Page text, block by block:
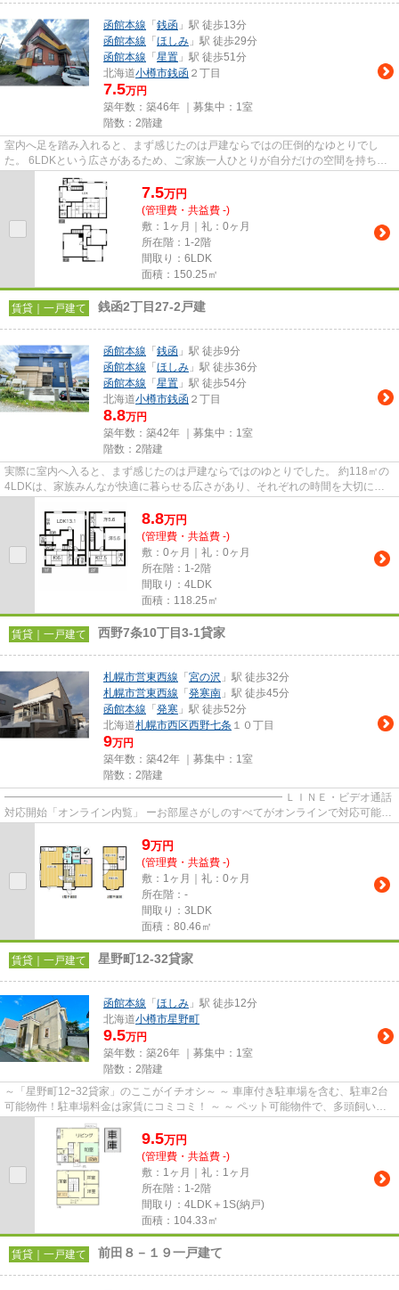
函館本線 「 銭函 」駅 徒歩13分
函館本線 「 ほしみ 」駅 徒歩29分
函館本線 「 星置 」駅 徒歩51分
北海道小樽市銭函 ２丁目
7.5万円
築年数：築46年 ｜募集中： 1室
階数：2階建
室内へ足を踏み入れると、まず感じたのは戸建ならではの圧倒的なゆとりでし
た。 6LDKという広さがあるため、ご家族一人ひとりが自分だけの空間を持ちな
がら、リビングでは自然と顔を合...
7.5万円
(管理費・共益費 -)
敷：1ヶ月｜礼：0ヶ月
所在階：1-2階
間取り：6LDK
面積：150.25㎡
賃貸｜一戸建て 銭函2丁目27-2戸建
函館本線 「 銭函 」駅 徒歩9分
函館本線 「 ほしみ 」駅 徒歩36分
函館本線 「 星置 」駅 徒歩54分
北海道小樽市銭函 ２丁目
8.8万円
築年数：築42年 ｜募集中： 1室
階数：2階建
実際に室内へ入ると、まず感じたのは戸建ならではのゆとりでした。 約118㎡の
4LDKは、家族みんなが快適に暮らせる広さがあり、それぞれの時間を大切にし
8.8万円
(管理費・共益費 -)
敷：0ヶ月｜礼：0ヶ月
所在階：1-2階
間取り：4LDK
面積：118.25㎡
賃貸｜一戸建て 西野7条10丁目3-1貸家
札幌市営東西線 「 宮の沢 」駅 徒歩32分
札幌市営東西線 「 発寒南 」駅 徒歩45分
函館本線 「 発寒 」駅 徒歩52分
北海道札幌市西区西野七条 １０丁目
9万円
築年数：築42年 ｜募集中： 1室
階数：2階建
━━━━━━━━━━━━━━━━━━━━━━━━━━ ＬＩＮＥ・ビデオ通話
対応開始「オンライン内覧」 ーお部屋さがしのすべてがオンラインで対応可能ー
9万円
(管理費・共益費 -)
敷：1ヶ月｜礼：0ヶ月
所在階：-
間取り：3LDK
面積：80.46㎡
賃貸｜一戸建て 星野町12-32貸家
函館本線 「 ほしみ 」駅 徒歩12分
北海道小樽市星野町
9.5万円
築年数：築26年 ｜募集中： 1室
階数：2階建
～「星野町12ｰ32貸家」のここがイチオシ～ ～ 車庫付き駐車場を含む、駐車2台
可能物件！駐車場料金は家賃にコミコミ！ ～ ～ ペット可能物件で、多頭飼いも
相談OK♪ ～ ～ 国道5号線・...
9.5万円
(管理費・共益費 -)
敷：1ヶ月｜礼：1ヶ月
所在階：1-2階
間取り：4LDK＋1S(納戸)
面積：104.33㎡
賃貸｜一戸建て 前田８－１９一戸建て